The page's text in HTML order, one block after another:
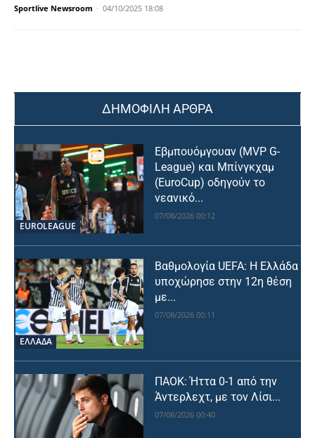
Sportlive Newsroom - 04/10/2025 18:08
ΔΗΜΟΦΙΛΗ ΑΡΘΡΑ
EUROLEAGUE
Εβμπουόμγουαν (MVP G-
League) και Μπίνγκχαμ
(EuroCup) οδηγούν το
νεανικό...
07/08/2026 00:12
ΕΛΛΑΔΑ
Βαθμολογία UEFA: Η Ελλάδα
υποχώρησε στην 12η θέση
με...
07/08/2026 00:11
ΠΑΟΚ: Ήττα 0-1 από την
Άντερλεχτ, με τον Λίσι...
07/08/2026 00:40